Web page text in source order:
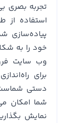
تجربه بصری
استفاده از
پیاده‌سازی
خود را به
وب سایت
برای
دستی شماست.
شما امکان
نمایش